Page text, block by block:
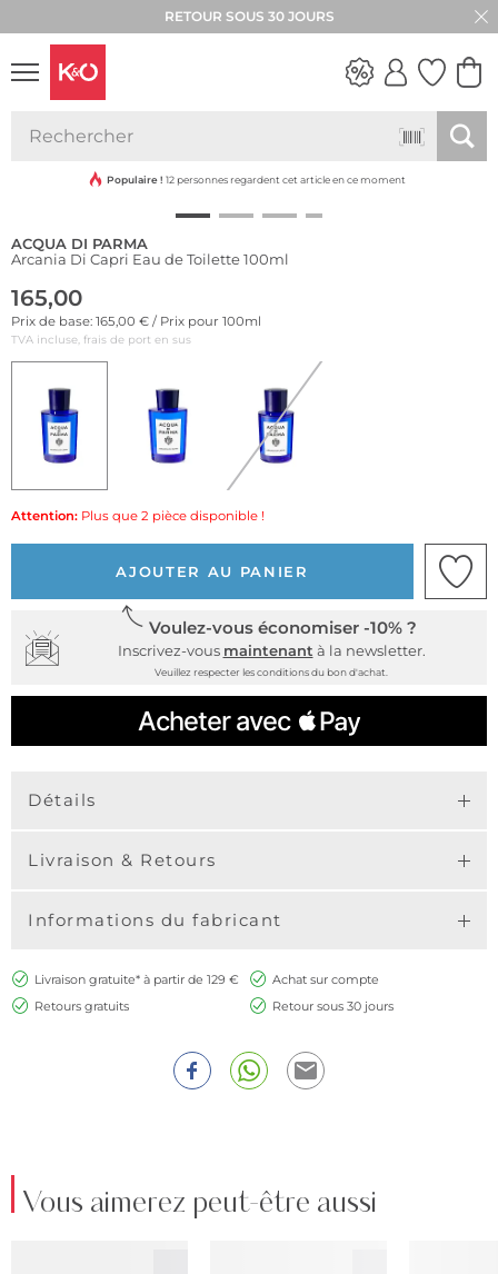
RETOUR SOUS 30 JOURS
VIBES
Populaire ! 12 personnes regardent cet article en ce moment
ACQUA DI PARMA
Arcania Di Capri Eau de Toilette 100ml
165,00
Prix de base: 165,00 € / Prix pour 100ml
TVA incluse, frais de port en sus
Attention: Plus que 2 pièce disponible !
AJOUTER AU PANIER
Voulez-vous économiser -10% ?
Inscrivez-vous maintenant à la newsletter.
Veuillez respecter les conditions du bon d'achat.
Détails
Livraison & Retours
Informations du fabricant
Livraison gratuite* à partir de 129 €
Achat sur compte
Retours gratuits
Retour sous 30 jours
Vous aimerez peut-être aussi